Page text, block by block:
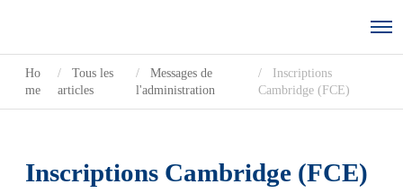
Ho
me
Tous les
articles
Messages de
l'administration
Inscriptions
Cambridge (FCE)
Inscriptions Cambridge (FCE)